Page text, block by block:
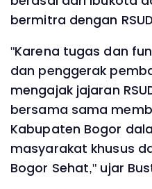
bermitra dengan
"Karena tugas dan
dan penggerak
mengajak jajaran
bersama sama
Kabupaten Bogor
masyarakat khusus
Bogor Sehat," ujar